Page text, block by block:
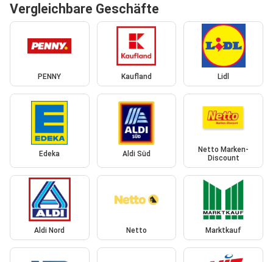
Vergleichbare Geschäfte
PENNY Kaufland Lidl
Edeka Aldi Süd
Netto Marken-
Discount
Aldi Nord Netto Marktkauf